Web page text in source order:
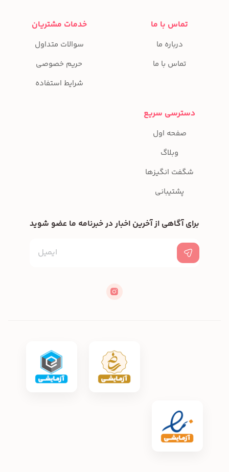
تماس با ما
درباره ما
تماس با ما
خدمات مشتریان
سوالات متداول
حریم خصوصی
شرایط استفاده
دسترسی سریع
صفحه اول
وبلاگ
شگفت انگیزها
پشتیبانی
برای آگاهی از آخرین اخبار در خبرنامه ما عضو شوید